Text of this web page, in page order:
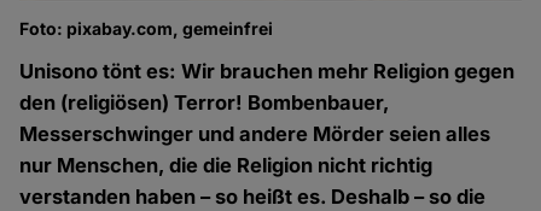
Foto: pixabay.com, gemeinfrei
Unisono tönt es: Wir brauchen mehr Religion gegen
den (religiösen) Terror! Bombenbauer,
Messerschwinger und andere Mörder seien alles
nur Menschen, die die Religion nicht richtig
verstanden haben – so heißt es. Deshalb – so die